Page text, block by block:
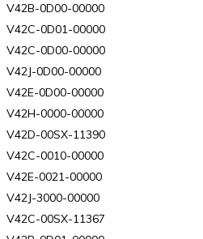
V42B-0D00-00000
V42C-0D01-00000
V42C-0D00-00000
V42J-0D00-00000
V42E-0D00-00000
V42H-0000-00000
V42D-00SX-11390
V42C-0010-00000
V42E-0021-00000
V42J-3000-00000
V42C-00SX-11367